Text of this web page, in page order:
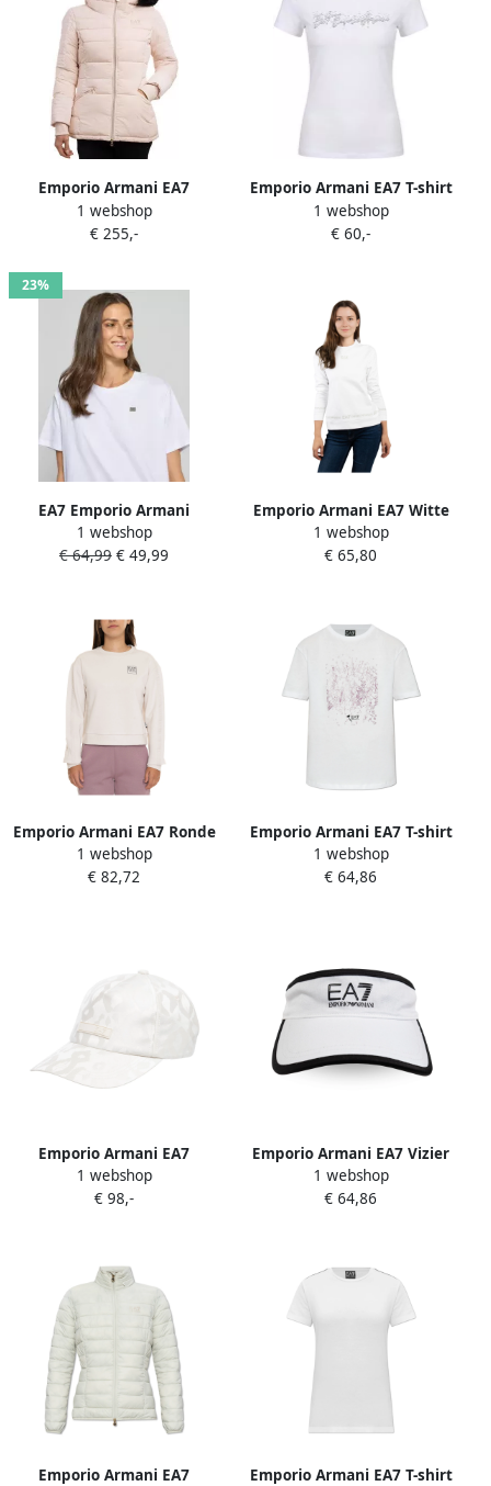
Emporio Armani EA7
Windjack 6RTB14TNDAZ
1 webshop
€ 255,-
Emporio Armani EA7 T-shirt
Korte Mouw 7W000978
AF10373
1 webshop
€ 60,-
23%
EA7 Emporio Armani
Regular fit T-shirt van
katoenmix met logo-
1 webshop
€ 64,99 € 49,99
Emporio Armani EA7 Witte
Dames Sweatshirt met Logo
White Dames
1 webshop
€ 65,80
Emporio Armani EA7 Ronde
hals Sweatshirt met Zijlogo
White Dames
1 webshop
€ 82,72
Emporio Armani EA7 T-shirt
uit de collectie White
Dames
1 webshop
€ 64,86
Emporio Armani EA7
Verstelbare Logo Pet Effen
Details White Dames
1 webshop
€ 98,-
Emporio Armani EA7 Vizier
met bedrukt logo White
Dames
1 webshop
€ 64,86
Emporio Armani EA7
Emporio Armani EA7 T-shirt